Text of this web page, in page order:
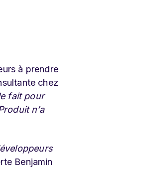
à prendre
chez
fait pour
n’a
Benjamin